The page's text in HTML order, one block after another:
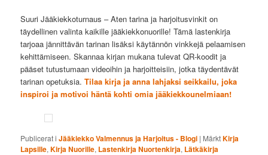
Suuri Jääkiekkoturnaus – Aten tarina ja harjoitusvinkit on
täydellinen valinta kaikille jääkiekkonuorille! Tämä lastenkirja
tarjoaa jännittävän tarinan lisäksi käytännön vinkkejä pelaamisen
kehittämiseen. Skannaa kirjan mukana tulevat QR-koodit ja
pääset tutustumaan videoihin ja harjoitteisiin, jotka täydentävät
tarinan opetuksia.Tilaa kirja ja anna lahjaksi seikkailu, joka
inspiroi ja motivoi häntä kohti omia jääkiekkounelmiaan!
Publicerat i Jääkiekko Valmennus ja Harjoitus - Blogi | MärktKirja
Lapsille,Kirja Nuorille, Lastenkirja Nuortenkirja, Lätkäkirja